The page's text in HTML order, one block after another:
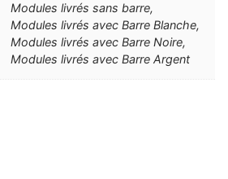
Modules livrés sans barre,
Modules livrés avec Barre Blanche,
Modules livrés avec Barre Noire,
Modules livrés avec Barre Argent